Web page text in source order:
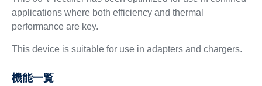
applications where both efficiency and thermal
performance are key.
This device is suitable for use in adapters and chargers.
機能一覧